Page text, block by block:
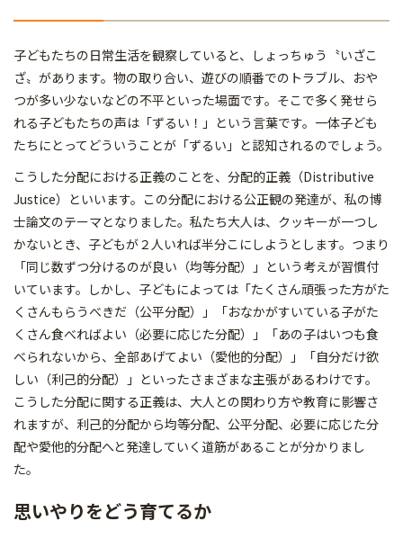
子どもたちの日常生活を観察していると、しょっちゅう〝いざこ
ざ〟があります。物の取り合い、遊びの順番でのトラブル、おや
つが多い少ないなどの不平といった場面です。そこで多く発せら
れる子どもたちの声は「ずるい！」という言葉です。一体子ども
たちにとってどういうことが「ずるい」と認知されるのでしょう。
こうした分配における正義のことを、分配的正義（Distributive
Justice）といいます。この分配における公正観の発達が、私の博
士論文のテーマとなりました。私たち大人は、クッキーが一つし
かないとき、子どもが２人いれば半分こにしようとします。つまり
「同じ数ずつ分けるのが良い（均等分配）」という考えが習慣付
いています。しかし、子どもによっては「たくさん頑張った方がた
くさんもらうべきだ（公平分配）」「おなかがすいている子がた
くさん食べればよい（必要に応じた分配）」「あの子はいつも食
べられないから、全部あげてよい（愛他的分配）」「自分だけ欲
しい（利己的分配）」といったさまざまな主張があるわけです。
こうした分配に関する正義は、大人との関わり方や教育に影響さ
れますが、利己的分配から均等分配、公平分配、必要に応じた分
配や愛他的分配へと発達していく道筋があることが分かりまし
た。
思いやりをどう育てるか